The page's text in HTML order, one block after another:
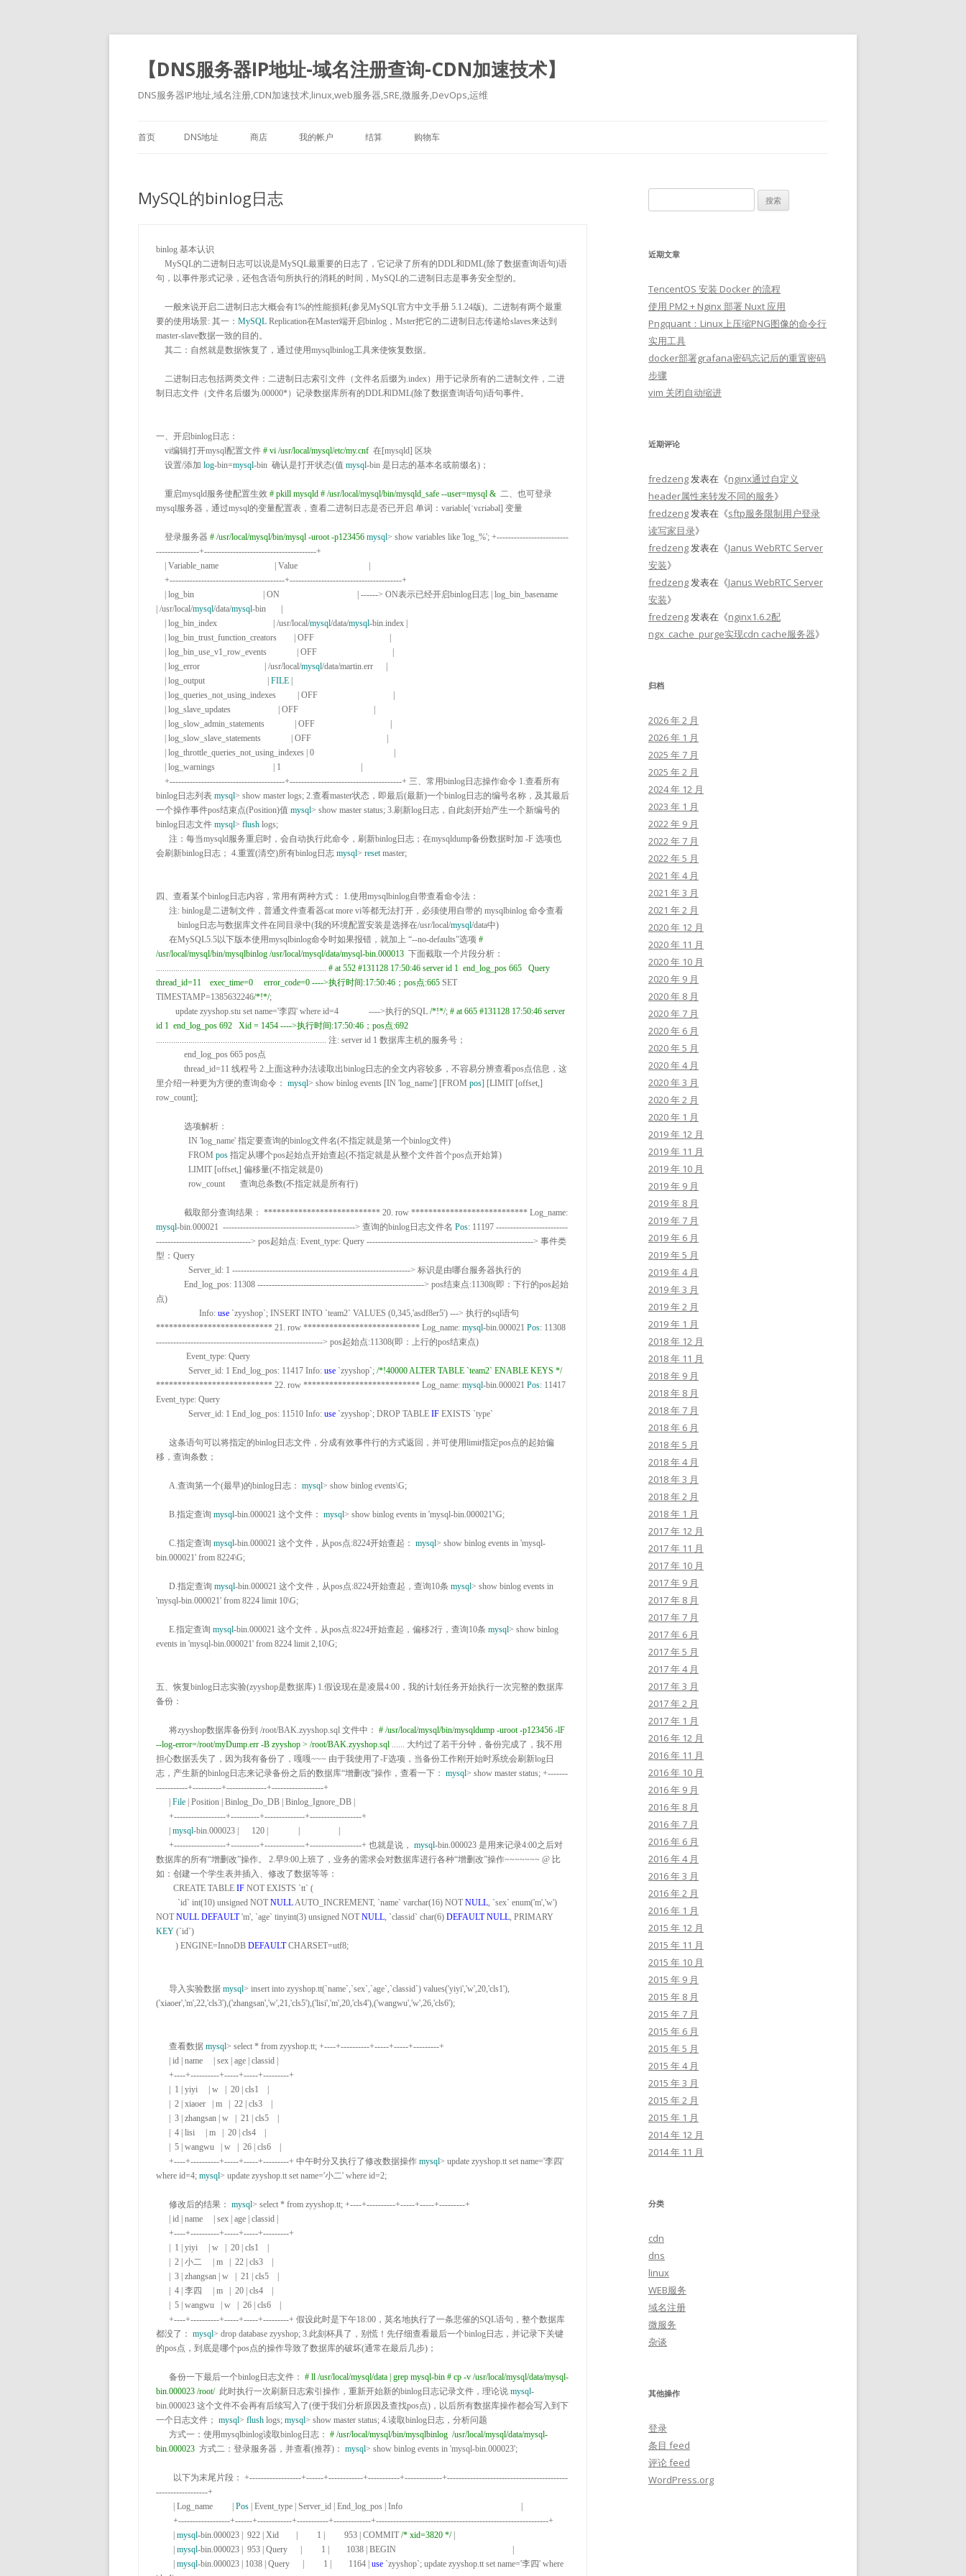
【DNS服务器IP地址-域名注册查询-CDN加速技术】
DNS服务器IP地址,域名注册,CDN加速技术,linux,web服务器,SRE,微服务,DevOps,运维
首页 DNS地址 商店 我的帐户 结算 购物车
MySQL的binlog日志
binlog 基本认识
句，以事件形式记录，还包含语句所执行的消耗的时间，MySQL的二进制日志是事务安全型的。
    一般来说开启二进制日志大概会有1
%的性能损耗(参见MySQL官方中文手册 5.1.24版)。二进制有两个最重
要的使用场景: 其一： MySQL Replication在Master端开启binlog，Mster把它的二进制日志传递给slaves来达到
master-slave数据一致的目的。
    二进制日志包括两类文件：二进制日志索引文件（文件名后缀为
.index）用于记录所有的二进制文件，二进
制日志文件（文件名后缀为.00000*）记录数据库所有的DDL和DML(除了数据查询语句)语句事件。
一、开启binlog日志：
    vi编辑打开mysql配置文件
# vi /usr/local/mysql/etc/my.cnf 在[mysqld] 区块
    设置
/添加 log-bin=mysql-bin  确认是打开状态(值 mysql-bin 是日志的基本名或前缀名)；
    重启mysqld服务使配置生效
# pkill mysqld # /usr/local/mysql/bin/mysqld_safe --user=mysql & 二、也可登录
mysql服务器，通过mysql的变量配置表，查看二进制日志是否已开启 单词：variable[ˈvɛriəbəl] 变量
    登录服务器
# /usr/local/mysql/bin/mysql -uroot -p123456 mysql> show variables like 'log_%'; +-------------------------
---------------+---------------------------------------+
    | log_bin                                | ON                                    | ------>
ON表示已经开启binlog日志 | log_bin_basename
| /usr/local/mysql/data/mysql-bin       |
    | log_bin_index                          | /usr/local/
mysql/data/mysql-bin.index |
    | log_error                              | /usr/local/
mysql/data/martin.err      |
    | log_output                             |
FILE
    +----------------------------------------+---------------------------------------+
三、常用binlog日志操作命令 1.查看所有
binlog日志列表 mysql> show master logs; 2.查看master状态，即最后(最新)一个binlog日志的编号名称，及其最后
一个操作事件pos结束点(Position)值 mysql> show master status; 3.刷新log日志，自此刻开始产生一个新编号的
binlog日志文件 mysql> flush logs;
      注：每当mysqld服务重启时，会自动执行此命令，刷新binlog日志；在mysqldump备份数据时加
-F 选项也
会刷新binlog日志； 4.重置(清空)所有binlog日志 mysql> reset master;
四、查看某个binlog日志内容，常用有两种方式： 1.使用mysqlbinlog自带查看命令法：
      注
: binlog是二进制文件，普通文件查看器cat more vi等都无法打开，必须使用自带的 mysqlbinlog 命令查看
          binlog日志与数据库文件在同目录中(我的环境配置安装是选择在
/usr/local/mysql/data中)
      在MySQL5
.5以下版本使用mysqlbinlog命令时如果报错，就加上 “--no-defaults”选项 #
/usr/local/mysql/bin/mysqlbinlog /usr/local/mysql/data/mysql-bin.000013
............................................................................... # at 552 #131128 17:50:46 server id 1  end_log_pos 665   Query
thread_id=11    exec_time=0     error_code=0 ---->执行时间:17:50:46；pos点:665 SET
TIMESTAMP=1385632246/*!*/;
         update zyyshop
.stu set name='李四' where id=4              ---->执行的SQL /*!*/; # at 665 #131128 17:50:46 server
............................................................................... 注: server id 1 数据库主机的服务号；
             end_log_pos
665 pos点
             thread_id
=11 线程号 2.上面这种办法读取出binlog日志的全文内容较多，不容易分辨查看pos点信息，这
里介绍一种更为方便的查询命令： mysql> show binlog events [IN 'log_name'] [FROM pos] [LIMIT [offset,]
row_count];
               IN
'log_name' 指定要查询的binlog文件名(不指定就是第一个binlog文件)
               FROM
pos 指定从哪个pos起始点开始查起(不指定就是从整个文件首个pos点开始算)
               LIMIT [offset
,] 偏移量(不指定就是0)
             截取部分查询结果：
*************************** 20. row *************************** Log_name
mysql-bin.000021  ----------------------------------------------> 查询的binlog日志文件名 Pos: 11197 -------------------------
---------------------------------> pos起始点: Event_type: Query ----------------------------------------------------------> 事件类
型：Query
               Server_id
: 1 --------------------------------------------------------------> 标识是由哪台服务器执行的
             End_log_pos
: 11308 ----------------------------------------------------------> pos结束点:11308(即：下行的pos起始
点)
                    Info
: use `zyyshop`; INSERT INTO `team2` VALUES (0,345,'asdf8er5') --->
*************************** 21. row *************************** Log_name: mysql-bin.000021 Pos: 11308
----------------------------------------------------------> pos起始点:11308(即：上行的pos结束点)
              Event_type
: Query
               Server_id
: 1 End_log_pos: 11417 Info: use `zyyshop`; /*!40000 ALTER TABLE `team2` ENABLE KEYS */
*************************** 22. row *************************** Log_name: mysql-bin.000021 Pos: 11417
Event_type: Query
               Server_id
: 1 End_log_pos: 11510 Info: use `zyyshop`; DROP TABLE IF EXISTS `type`
移，查询条数；
      A
.查询第一个(最早)的binlog日志： mysql> show binlog events\G;
      B
.指定查询 mysql-bin.000021 这个文件： mysql> show binlog events in 'mysql-bin.000021'\G;
      C
.指定查询 mysql-bin.000021 这个文件，从pos点:8224开始查起： mysql> show binlog events in 'mysql-
bin.000021' from 8224\G;
      D
.指定查询 mysql-bin.000021 这个文件，从pos点:8224开始查起，查询10条 mysql> show binlog events in
'mysql-bin.000021' from 8224 limit 10\G;
      E
.指定查询 mysql-bin.000021 这个文件，从pos点:8224开始查起，偏移2行，查询10条 mysql> show binlog
events in 'mysql-bin.000021' from 8224 limit 2,10\G;
五、恢复binlog日志实验(zyyshop是数据库) 1.假设现在是凌晨4:00 ，我的计划任务开始执行一次完整的数据库
备份：
      将zyyshop数据库备份到
/root/BAK.zyyshop.sql 文件中： # /usr/local/mysql/bin/mysqldump -uroot -p123456 -lF
--log-error=/root/myDump.err -B zyyshop > /root/BAK.zyyshop.sql ...... 大约过了若干分钟，备份完成了，我不用
担心数据丢失了，因为我有备份了，嘎嘎~~~ 由于我使用了-F选项，当备份工作刚开始时系统会刷新log日
志，产生新的binlog日志来记录备份之后的数据库“增删改”操作，查看一下： mysql> show master status; +-------
-----------+----------+--------------+------------------+
File | Position | Binlog_Do_DB | Binlog_Ignore_DB |
mysql-bin.000023 |      120 |              |                  |
      +------------------+----------+--------------+------------------+
也就是说， mysql-bin.000023 是用来记录4:00之后对
数据库的所有“增删改”操作。 2.早9:00上班了，业务的需求会对数据库进行各种“增删改”操作~~~~~~~ @ 比
如：创建一个学生表并插入、修改了数据等等：
        CREATE TABLE
IF NOT EXISTS `tt` (
          `id` int(
10) unsigned NOT NULL AUTO_INCREMENT, `name` varchar(16) NOT NULL, `sex` enum('m','w')
NOT NULL DEFAULT 'm', `age` tinyint(3) unsigned NOT NULL, `classid` char(6) DEFAULT NULL,
KEY (`id`)
         ) ENGINE
=InnoDB DEFAULT CHARSET=utf8;
      导入实验数据
mysql> insert into zyyshop.tt(`name`,`sex`,`age`,`classid`) values('yiyi','w',20,'cls1'),
('xiaoer','m',22,'cls3'),('zhangsan','w',21,'cls5'),('lisi','m',20,'cls4'),('wangwu','w',26,'cls6');
      查看数据
mysql> select * from zyyshop.tt; +----+----------+-----+-----+---------+
      +----+----------+-----+-----+---------+
中午时分又执行了修改数据操作 mysql> update zyyshop.tt set name='李四'
where id=4; mysql> update zyyshop.tt set name='小二' where id=2;
      修改后的结果：
mysql> select * from zyyshop.tt; +----+----------+-----+-----+---------+
      +----+----------+-----+-----+---------+
假设此时是下午18:00 ，莫名地执行了一条悲催的SQL语句，整个数据库
都没了： mysql> drop database zyyshop; 3.此刻杯具了，别慌！先仔细查看最后一个binlog日志，并记录下关键
的pos点，到底是哪个pos点的操作导致了数据库的破坏(通常在最后几步)；
      备份一下最后一个binlog日志文件：
# ll /usr/local/mysql/data | grep mysql-bin # cp -v /usr/local/mysql/data/mysql-
bin.000023 /root/ 此时执行一次刷新日志索引操作，重新开始新的binlog日志记录文件，理论说 mysql-
bin.000023 这个文件不会再有后续写入了(便于我们分析原因及查找pos点)，以后所有数据库操作都会写入到下
一个日志文件； mysql> flush logs; mysql> show master status; 4.读取binlog日志，分析问题
      方式一：使用mysqlbinlog读取binlog日志：
# /usr/local/mysql/bin/mysqlbinlog  /usr/local/mysql/data/mysql-
bin.000023 方式二：登录服务器，并查看(推荐)： mysql> show binlog events in 'mysql-bin.000023';
        以下为末尾片段：
+------------------+------+------------+-----------+-------------+------------------------------------------
------------------+
        | Log_name         |
Pos | Event_type | Server_id | End_log_pos | Info                                                       |
mysql-bin.000023 |  922 | Xid        |         1 |         953 | COMMIT /* xid=3820 */ |
mysql-bin.000023 |  953 | Query      |         1 |        1038 | BEGIN                                                      |
mysql-bin.000023 | 1038 | Query      |         1 |        1164 | use `zyyshop`; update zyyshop.tt set name='李四' where
索：
近期文章
TencentOS 安装 Docker 的流程
使用 PM2 + Nginx 部署 Nuxt 应用
Pngquant：Linux上压缩PNG图像的命令行
实用工具
docker部署grafana密码忘记后的重置密码
步骤
vim 关闭自动缩进
近期评论
fredzeng发表在《nginx通过自定义
header属性来转发不同的服务》
fredzeng发表在《sftp服务限制用户登录
读写家目录》
fredzeng发表在《Janus WebRTC Server
安装》
fredzeng发表在《Janus WebRTC Server
安装》
fredzeng发表在《nginx1.6.2配
ngx_cache_purge实现cdn cache服务器》
归档
2026 年 2 月
2026 年 1 月
2025 年 7 月
2025 年 2 月
2024 年 12 月
2023 年 1 月
2022 年 9 月
2022 年 7 月
2022 年 5 月
2021 年 4 月
2021 年 3 月
2021 年 2 月
2020 年 12 月
2020 年 11 月
2020 年 10 月
2020 年 9 月
2020 年 8 月
2020 年 7 月
2020 年 6 月
2020 年 5 月
2020 年 4 月
2020 年 3 月
2020 年 2 月
2020 年 1 月
2019 年 12 月
2019 年 11 月
2019 年 10 月
2019 年 9 月
2019 年 8 月
2019 年 7 月
2019 年 6 月
2019 年 5 月
2019 年 4 月
2019 年 3 月
2019 年 2 月
2019 年 1 月
2018 年 12 月
2018 年 11 月
2018 年 9 月
2018 年 8 月
2018 年 7 月
2018 年 6 月
2018 年 5 月
2018 年 4 月
2018 年 3 月
2018 年 2 月
2018 年 1 月
2017 年 12 月
2017 年 11 月
2017 年 10 月
2017 年 9 月
2017 年 8 月
2017 年 7 月
2017 年 6 月
2017 年 5 月
2017 年 4 月
2017 年 3 月
2017 年 2 月
2017 年 1 月
2016 年 12 月
2016 年 11 月
2016 年 10 月
2016 年 9 月
2016 年 8 月
2016 年 7 月
2016 年 6 月
2016 年 4 月
2016 年 3 月
2016 年 2 月
2016 年 1 月
2015 年 12 月
2015 年 11 月
2015 年 10 月
2015 年 9 月
2015 年 8 月
2015 年 7 月
2015 年 6 月
2015 年 5 月
2015 年 4 月
2015 年 3 月
2015 年 2 月
2015 年 1 月
2014 年 12 月
2014 年 11 月
分类
cdn
dns
linux
WEB服务
域名注册
微服务
杂谈
其他操作
登录
条目 feed
评论 feed
WordPress.org